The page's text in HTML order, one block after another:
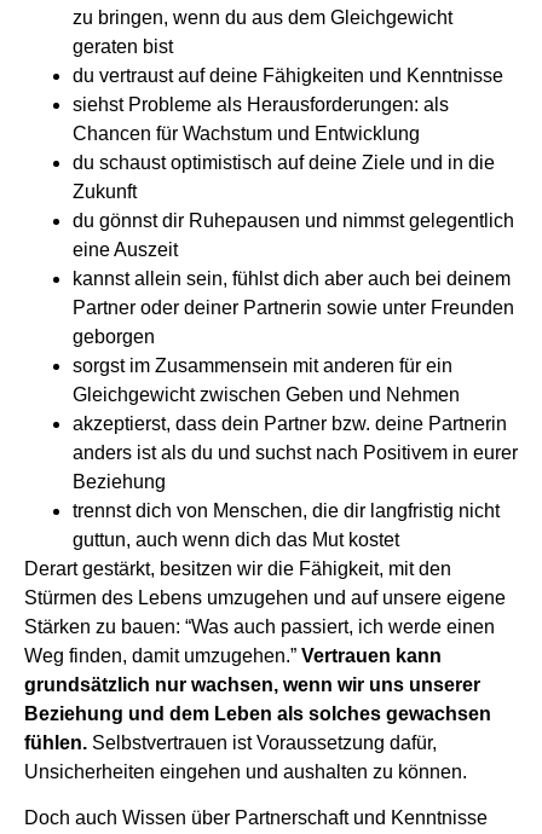
zu bringen, wenn du aus dem Gleichgewicht
geraten bist
du vertraust auf deine Fähigkeiten und Kenntnisse
siehst Probleme als Herausforderungen: als
Chancen für Wachstum und Entwicklung
du schaust optimistisch auf deine Ziele und in die
Zukunft
du gönnst dir Ruhepausen und nimmst gelegentlich
eine Auszeit
kannst allein sein, fühlst dich aber auch bei deinem
Partner oder deiner Partnerin sowie unter Freunden
geborgen
sorgst im Zusammensein mit anderen für ein
Gleichgewicht zwischen Geben und Nehmen
akzeptierst, dass dein Partner bzw. deine Partnerin
anders ist als du und suchst nach Positivem in eurer
Beziehung
trennst dich von Menschen, die dir langfristig nicht
guttun, auch wenn dich das Mut kostet
Derart gestärkt, besitzen wir die Fähigkeit, mit den
Stürmen des Lebens umzugehen und auf unsere eigene
Stärken zu bauen: “Was auch passiert, ich werde einen
Weg finden, damit umzugehen.” Vertrauen kann
grundsätzlich nur wachsen, wenn wir uns unserer
Beziehung und dem Leben als solches gewachsen
fühlen. Selbstvertrauen ist Voraussetzung dafür,
Unsicherheiten eingehen und aushalten zu können.
Doch auch Wissen über Partnerschaft und Kenntnisse